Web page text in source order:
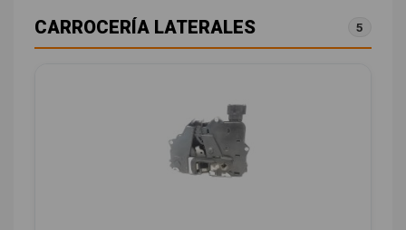
CARROCERÍA LATERALES 5